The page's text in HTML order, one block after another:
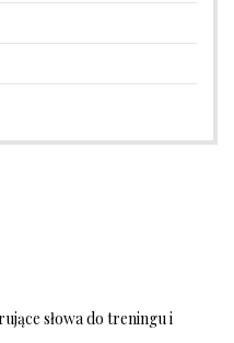
słowa do treningu i